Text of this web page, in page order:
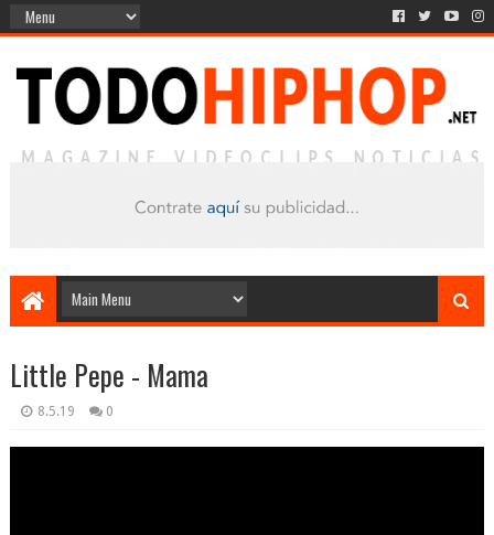
Little Pepe - Mama
8.5.19 0